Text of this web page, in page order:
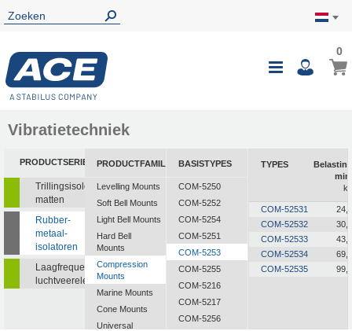
Toggle
00
Vibratietechniek
PRODUCTSERIE
Trillingsisolerende
matten
Rubber-
metaal-
isolatoren
Laagfrequente
luchtveerelementen
PRODUCTFAMILIE
Levelling Mounts
Soft Bell Mounts
Light Bell Mounts
Hard Bell
Mounts
Compression
Mounts
Marine Mounts
Cone Mounts
Universal
BASISTYPES
COM-5250
COM-5252
COM-5254
COM-5251
COM-5253
COM-5255
COM-5216
COM-5217
COM-5256
TYPES
Belasting
min.
kg
COM-52531
24,5
COM-52532
30,8
COM-52533
43,6
COM-52534
69,0
COM-52535
99,8